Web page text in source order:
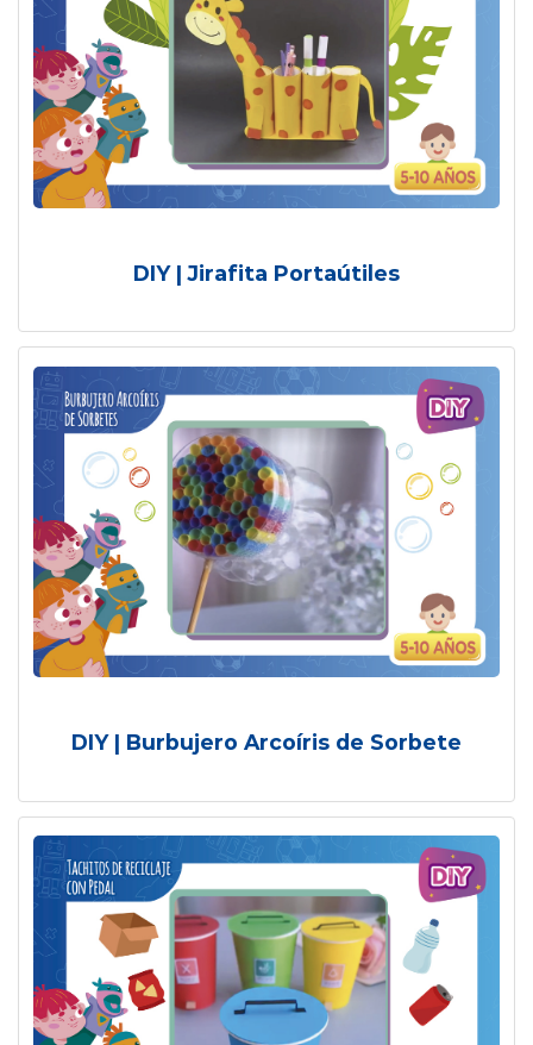
DIY | Jirafita Portaútiles
DIY | Burbujero Arcoíris de Sorbete